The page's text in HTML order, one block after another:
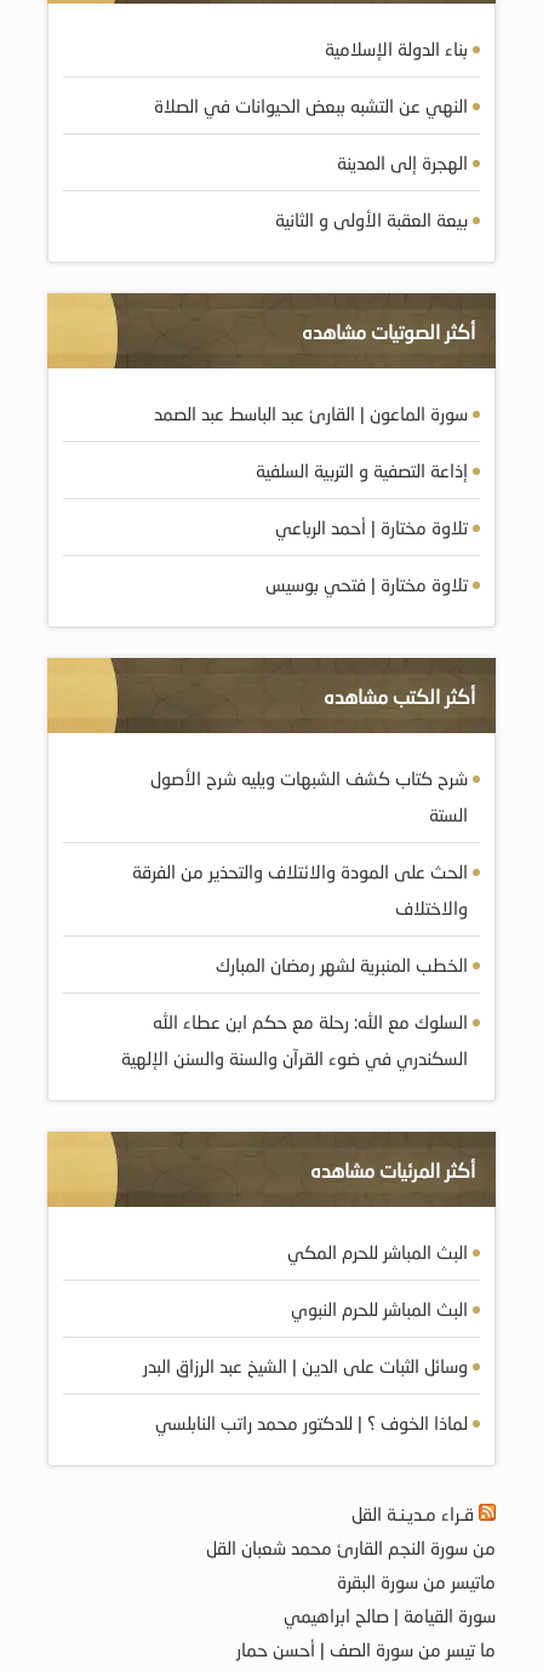
بناء الدولة الإسلامية
النهي عن التشبه ببعض الحيوانات في الصلاة
الهجرة إلى المدينة
بيعة العقبة الأولى و الثانية
أكثر الصوتيات مشاهده
سورة الماعون | القارئ عبد الباسط عبد الصمد
إذاعة التصفية و التربية السلفية
تلاوة مختارة | أحمد الرباعي
تلاوة مختارة | فتحي بوسيس
أكثر الكتب مشاهده
شرح كتاب كشف الشبهات ويليه شرح الأصول
الستة
الحث على المودة والائتلاف والتحذير من الفرقة
والاختلاف
الخطب المنبرية لشهر رمضان المبارك
السلوك مع الله: رحلة مع حكم ابن عطاء الله
السكندري في ضوء القرآن والسنة والسنن الإلهية
أكثر المرئيات مشاهده
البث المباشر للحرم المكي
البث المباشر للحرم النبوي
وسائل الثبات على الدين | الشيخ عبد الرزاق البدر
لماذا الخوف ؟ | للدكتور محمد راتب النابلسي
قـراء مـديـنـة القل
من سورة النجم القارئ محمد شعبان القل
ماتيسر من سورة البقرة
سورة القيامة | صالح ابراهيمي
ما تيسر من سورة الصف | أحسن حمار